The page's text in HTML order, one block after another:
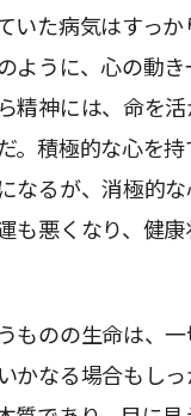
いた病気はすっか
ように、心の動き
精神には、命を活
。積極的な心を持
なるが、消極的な
も悪くなり、健康
ものの生命は、一
かなる場合もしっ